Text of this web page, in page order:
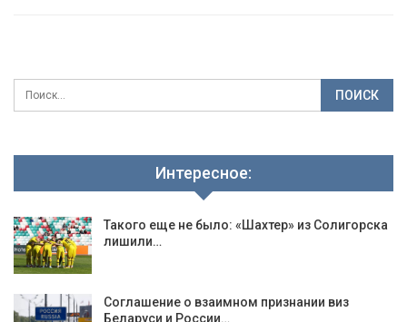
Интересное:
Такого еще не было: «Шахтер» из Солигорска
лишили…
Соглашение о взаимном признании виз
Беларуси и России…